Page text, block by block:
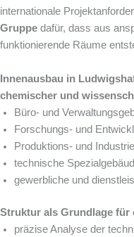
internationale
Gruppe dafür, dass aus
funktionierende Räume
Innenausbau in
chemischer und
Büro- und
Forschungs- und
Produktions- und
technische
gewerbliche und
Struktur als Grundlage für
präzise Analyse der